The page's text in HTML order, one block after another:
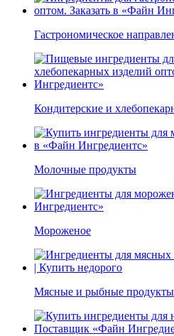
Гастрономическое
Кондитерские и
Молочные продукты
Мороженое
Мясные и рыбные продукты